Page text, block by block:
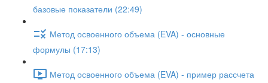
базовые показатели (22:49)
Метод освоенного объема (EVA) - основные
формулы (17:13)
Метод освоенного объема (EVA) - пример рассчета